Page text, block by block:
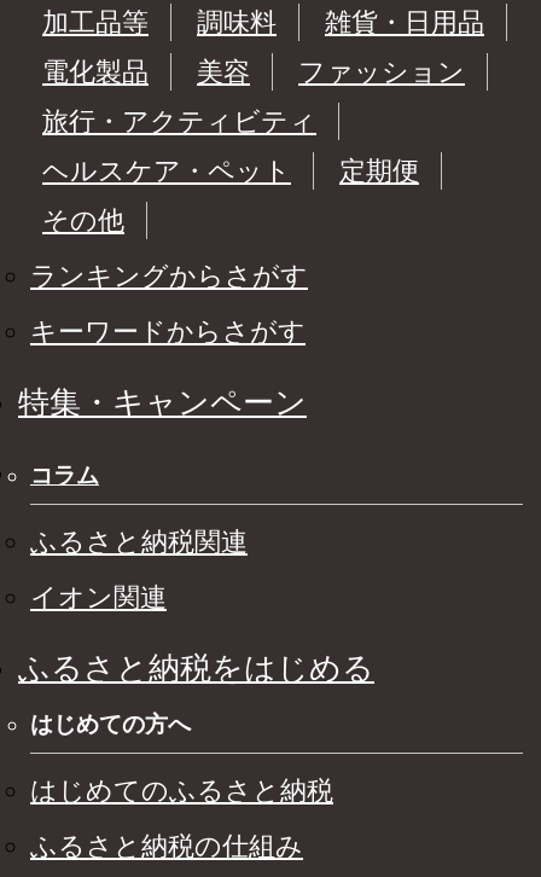
加工品等
調味料
雑貨・日用品
電化製品
美容
ファッション
旅行・アクティビティ
ヘルスケア・ペット
定期便
その他
ランキングからさがす
キーワードからさがす
特集・キャンペーン
コラム
ふるさと納税関連
イオン関連
ふるさと納税をはじめる
はじめての方へ
はじめてのふるさと納税
ふるさと納税の仕組み